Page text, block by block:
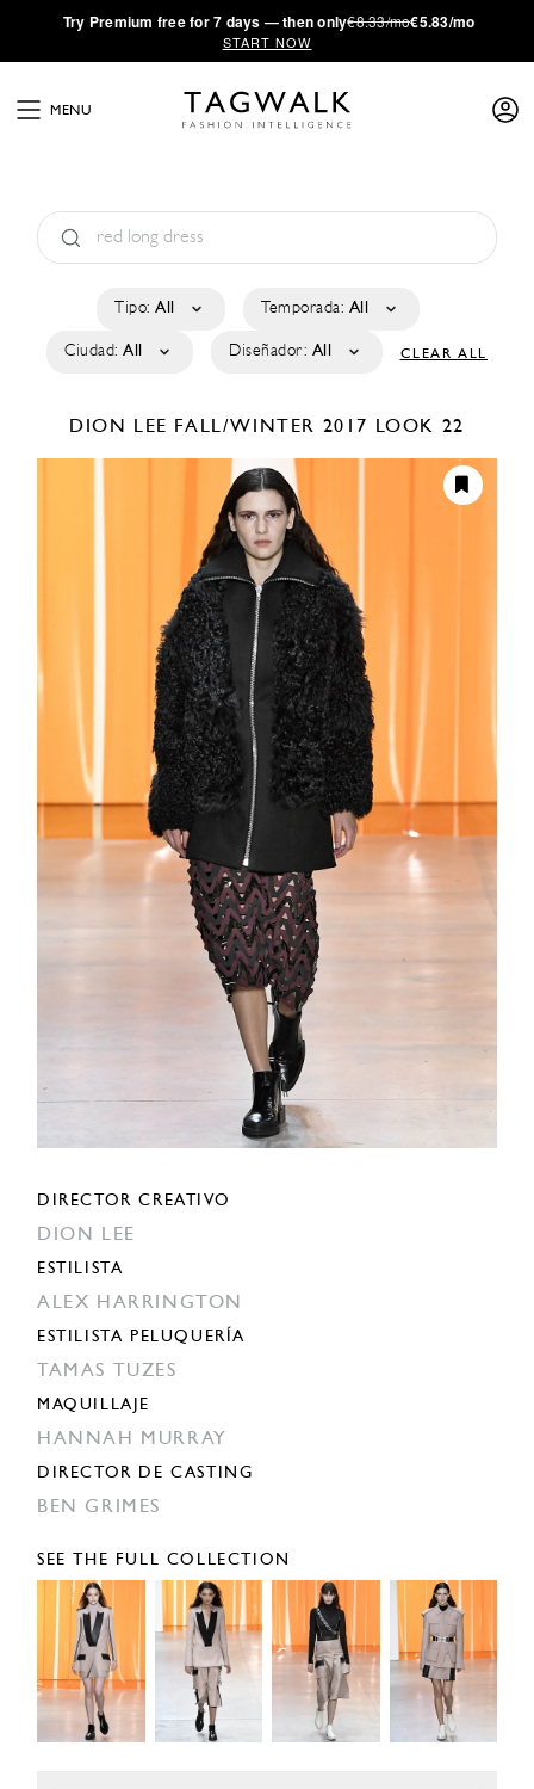
·Try Premium free for 7 days — then only€8.33/mo€5.83/mo
START NOW
MENU
Tipo: All Temporada: All
Ciudad: All Diseñador: All CLEAR ALL
DION LEE FALL/WINTER 2017 LOOK 22
DIRECTOR CREATIVO
DION LEE
ESTILISTA
ALEX HARRINGTON
ESTILISTA PELUQUERÍA
TAMAS TUZES
MAQUILLAJE
HANNAH MURRAY
DIRECTOR DE CASTING
BEN GRIMES
SEE THE FULL COLLECTION